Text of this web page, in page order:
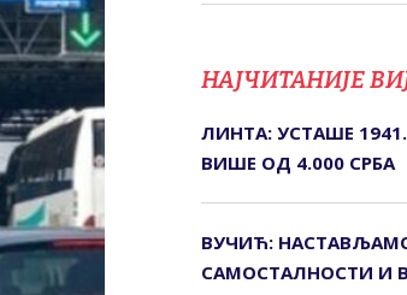
НАЈЧИТАНИЈЕ
ЛИНТА: УСТАШЕ
ВИШЕ ОД 4.000 СРБА
ВУЧИЋ:
САМОСТАЛНОСТИ И